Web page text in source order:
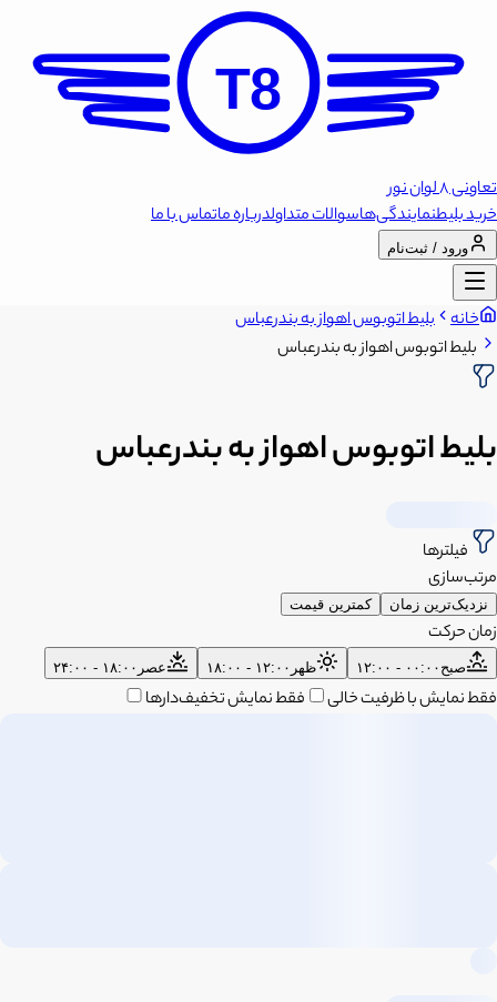
T8
تعاونی 8 لوان نور
خرید بلیطنمایندگی‌هاسوالات متداولدرباره ماتماس با ما
ورود / ثبت‌نام
خانه بلیط اتوبوس اهواز به بندرعباس
بلیط اتوبوس اهواز به بندرعباس
بلیط اتوبوس اهواز به بندرعباس
فیلترها
مرتب‌سازی
نزدیک‌ترین زمان کمترین قیمت
زمان حرکت
صبح ۰۰:۰۰ - ۱۲:۰۰ ظهر ۱۲:۰۰ - ۱۸:۰۰ عصر ۱۸:۰۰ - ۲۴:۰۰
فقط نمایش با ظرفیت خالی فقط نمایش تخفیف‌دارها